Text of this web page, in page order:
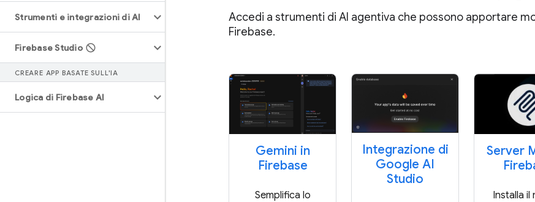
Strumenti e integrazioni di AI
Firebase Studio
CREARE APP BASATE SULL'IA
Logica di Firebase AI
Accedi a strumenti di AI agentiva che possono apportare
Firebase.
Gemini in
Firebase
Semplifica lo
Integrazione di
Google AI
Studio
Server
Installa il